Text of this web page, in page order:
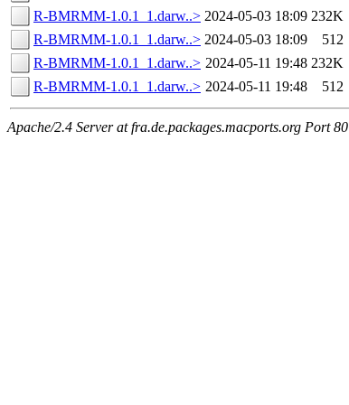
R-BMRMM-1.0.1_1.darw..> 2024-05-03 18:09 232K
R-BMRMM-1.0.1_1.darw..> 2024-05-03 18:09
512
R-BMRMM-1.0.1_1.darw..> 2024-05-11 19:48 232K
R-BMRMM-1.0.1_1.darw..> 2024-05-11 19:48 512
Apache/2.4 Server at fra.de.packages.macports.org Port 80